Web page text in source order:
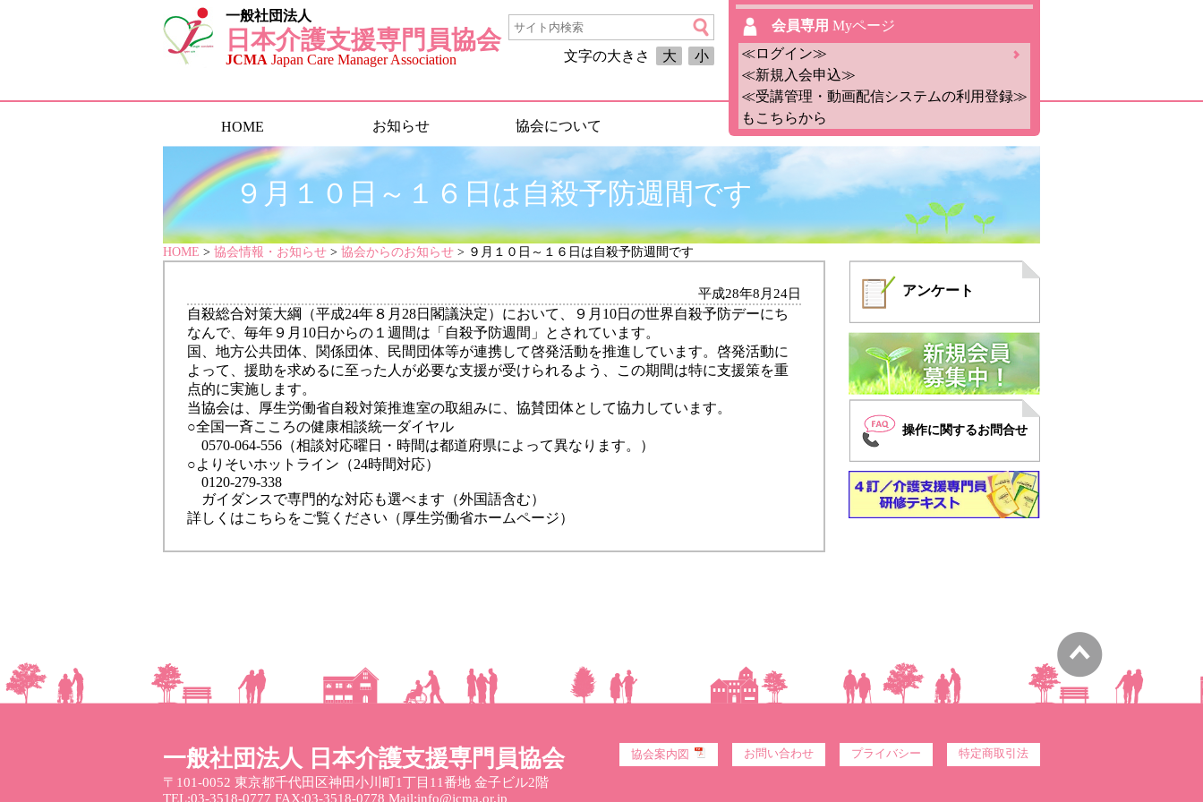
一般社団法人
日本介護支援専門員協会
JCMA Japan Care Manager Association 文字の大きさ 大 小
会員専用 Myページ
≪ログイン≫
≪新規入会申込≫
≪受講管理・動画配信システムの利用登録≫
もこちらから
HOME お知らせ 協会について
９月１０日～１６日は自殺予防週間です
HOME > 協会情報・お知らせ > 協会からのお知らせ > ９月１０日～１６日は自殺予防週間です
平成28年8月24日
自殺総合対策大綱（平成24年８月28日閣議決定）において、９月10日の世界自殺予防デーにち
なんで、毎年９月10日からの１週間は「自殺予防週間」とされています。
国、地方公共団体、関係団体、民間団体等が連携して啓発活動を推進しています。啓発活動に
よって、援助を求めるに至った人が必要な支援が受けられるよう、この期間は特に支援策を重
点的に実施します。
当協会は、厚生労働省自殺対策推進室の取組みに、協賛団体として協力しています。
○全国一斉こころの健康相談統一ダイヤル
0570-064-556（相談対応曜日・時間は都道府県によって異なります。）
○よりそいホットライン（24時間対応）
0120-279-338
ガイダンスで専門的な対応も選べます（外国語含む）
詳しくはこちらをご覧ください（厚生労働省ホームページ）
アンケート
操作に関するお問合せ
一般社団法人 日本介護支援専門員協会
〒101-0052 東京都千代田区神田小川町1丁目11番地 金子ビル2階
TEL:03-3518-0777 FAX:03-3518-0778 Mail:info@jcma.or.jp
協会案内図 お問い合わせ プライバシー 特定商取引法